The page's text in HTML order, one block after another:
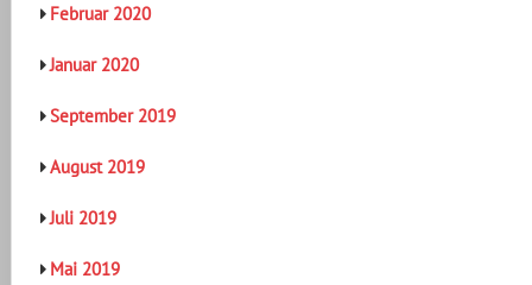
Februar 2020
Januar 2020
September 2019
August 2019
Juli 2019
Mai 2019